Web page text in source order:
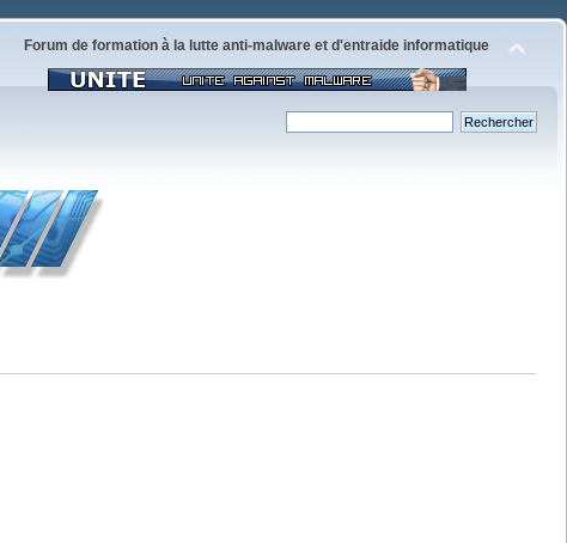
Forum de formation à la lutte anti-malware et d'entraide informatique